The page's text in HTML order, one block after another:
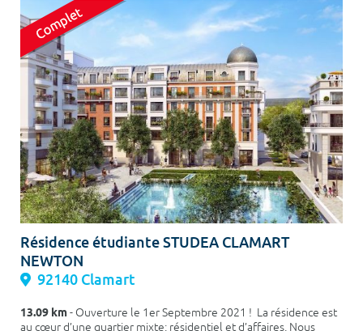
Résidence étudiante STUDEA CLAMART
NEWTON
92140 Clamart
13.09 km- Ouverture le 1er Septembre 2021 ! La résidence est
au cœur d’une quartier mixte: résidentiel et d’affaires. Nous